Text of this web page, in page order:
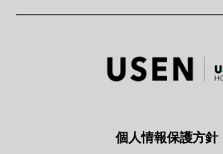
個人情報保護方針